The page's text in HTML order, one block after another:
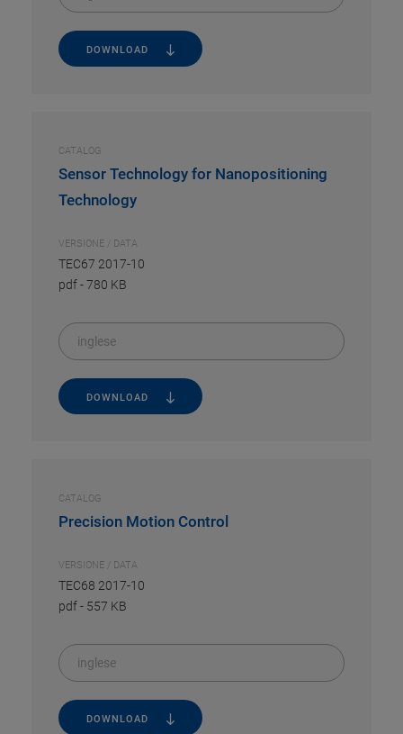
DOWNLOAD
CATALOG
Sensor Technology for Nanopositioning
Technology
VERSIONE / DATA
TEC67 2017-10
pdf-780 KB
inglese
DOWNLOAD
CATALOG
Precision Motion Control
VERSIONE / DATA
TEC68 2017-10
pdf- 557 KB
inglese
DOWNLOAD